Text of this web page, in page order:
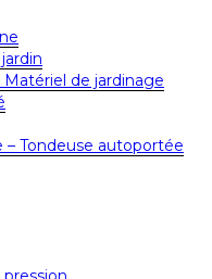
de jardinage
– Tondeuse autoportée